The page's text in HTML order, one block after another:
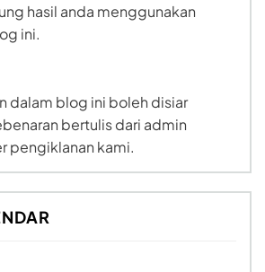
hasil anda menggunakan
ini.
dalam blog ini boleh disiar
bertulis dari admin
pengiklanan kami.